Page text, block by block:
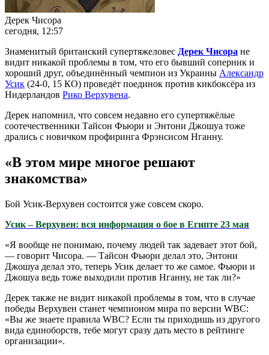
Дерек Чисора
сегодня, 12:57
Знаменитый британский супертяжеловес Дерек Чисора не
видит никакой проблемы в том, что его бывший соперник и
хороший друг, объединённый чемпион из Украины Александр
Усик (24-0, 15 КО) проведёт поединок против кикбоксёра из
Нидерландов Рико Верхувена.
Дерек напомнил, что совсем недавно его супертяжёлые
соотечественники Тайсон Фьюри и Энтони Джошуа тоже
дрались с новичком профиринга Фрэнсисом Нганну.
«В этом мире многое решают
знакомства»
Бой Усик-Верхувен состоится уже совсем скоро.
Усик – Верхувен: вся информация о бое в Египте 23 мая
«Я вообще не понимаю, почему людей так задевает этот бой,
— говорит Чисора. — Тайсон Фьюри делал это, Энтони
Джошуа делал это, теперь Усик делает то же самое. Фьюри и
Джошуа ведь тоже выходили против Нганну, не так ли?»
Дерек также не видит никакой проблемы в том, что в случае
победы Верхувен станет чемпионом мира по версии WBC:
«Вы же знаете правила WBC? Если ты приходишь из другого
вида единоборств, тебе могут сразу дать место в рейтинге
организации».